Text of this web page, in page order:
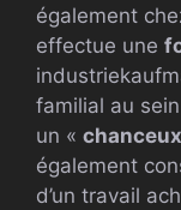
également
effectue une
familial au
un « chanceux
également
d’un travail